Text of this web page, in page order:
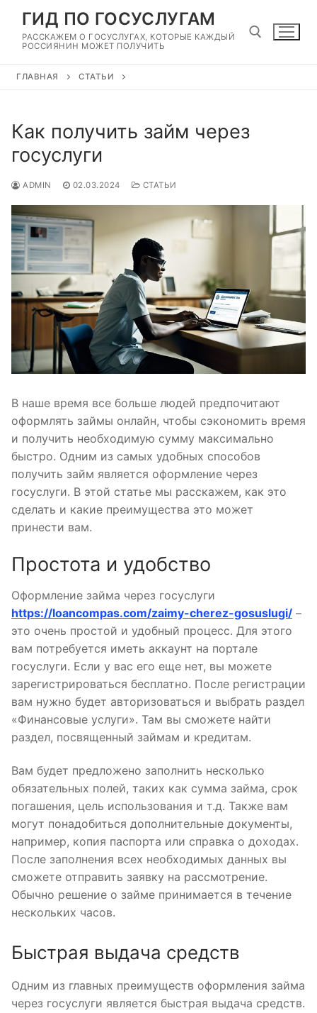
Перейти
содержимому
ГИД ПО ГОСУСЛУГАМ
РАССКАЖЕМ О ГОСУСЛУГАХ, КОТОРЫЕ КАЖДЫЙ
РОССИЯНИН МОЖЕТ ПОЛУЧИТЬ
ГЛАВНАЯ СТАТЬИ
Как получить займ через
госуслуги
ADMIN 02.03.2024 СТАТЬИ
В наше время все больше людей предпочитают
оформлять займы онлайн, чтобы сэкономить время
и получить необходимую сумму максимально
быстро. Одним из самых удобных способов
получить займ является оформление через
госуслуги. В этой статье мы расскажем, как это
сделать и какие преимущества это может
принести вам.
Простота и удобство
Оформление займа через госуслуги
https://loancompas.com/zaimy-cherez-gosuslugi/ –
это очень простой и удобный процесс. Для этого
вам потребуется иметь аккаунт на портале
госуслуги. Если у вас его еще нет, вы можете
зарегистрироваться бесплатно. После регистрации
вам нужно будет авторизоваться и выбрать раздел
«Финансовые услуги». Там вы сможете найти
раздел, посвященный займам и кредитам.
Вам будет предложено заполнить несколько
обязательных полей, таких как сумма займа, срок
погашения, цель использования и т.д. Также вам
могут понадобиться дополнительные документы,
например, копия паспорта или справка о доходах.
После заполнения всех необходимых данных вы
сможете отправить заявку на рассмотрение.
Обычно решение о займе принимается в течение
нескольких часов.
Быстрая выдача средств
Одним из главных преимуществ оформления займа
через госуслуги является быстрая выдача средств.